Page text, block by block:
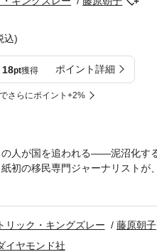
込)
18pt獲得 ポイント詳細
さらにポイント+2%
の人が国を追われる――泥沼化す
初の移民専門ジャーナリストが
Ｓの台頭、相次ぐテロにつなが
リック・キングズレー
藤原朝子
イヤモンド社